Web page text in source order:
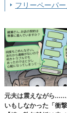
フリーペーパ